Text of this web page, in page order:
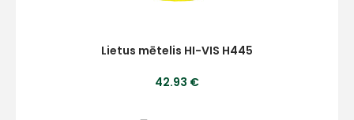
Lietus mētelis HI-VIS H445
42.93 €